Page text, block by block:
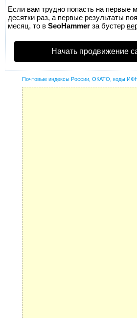
Если вам трудно попасть на первые
десятки раз, а первые результаты
месяц, то в SeoHammer за бустер
Начать продвижение
Почтовые индексы России, ОКАТО, коды